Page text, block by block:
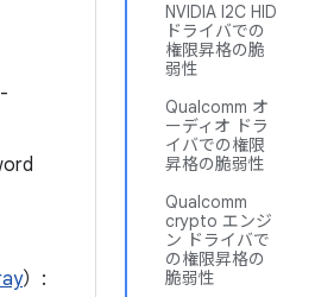
NVIDIA I2C HID
ドライバでの
権限昇格の脆
弱性
Qualcomm オ
ーディオ ドラ
イバでの権限
昇格の脆弱性
Qualcomm
crypto エンジ
ン ドライバで
の権限昇格の
脆弱性
）: